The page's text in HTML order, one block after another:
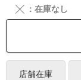
╳ ：在庫なし
店舗在庫